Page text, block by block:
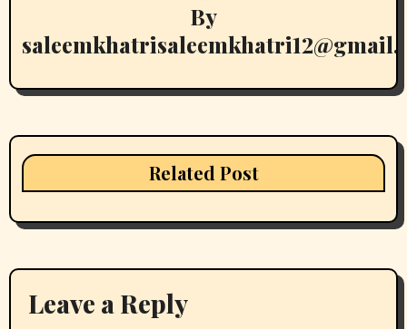
By
Related Post
Leave a Reply